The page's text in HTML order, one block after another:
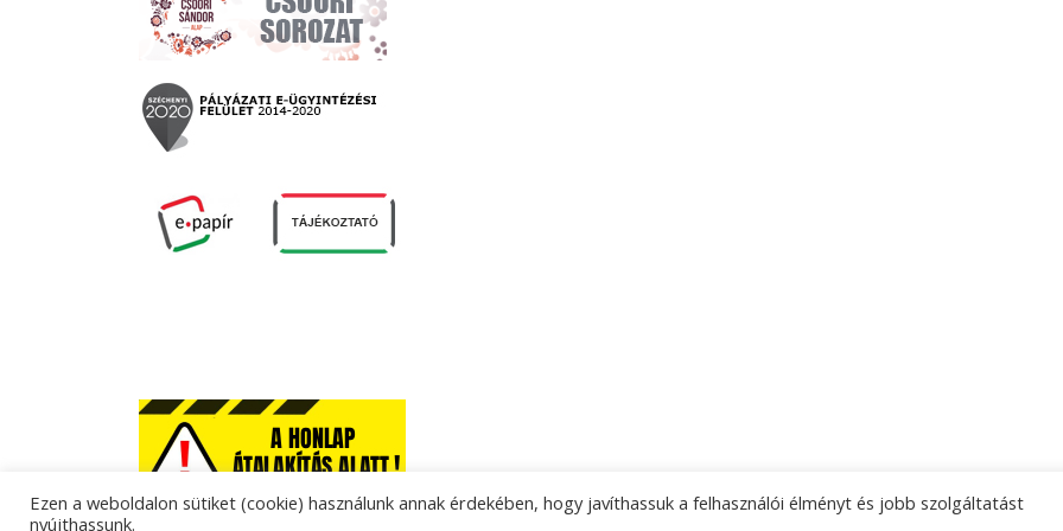
Ezen a weboldalon sütiket (cookie) használunk annak érdekében, hogy javíthassuk a felhasználói élményt és jobb szolgáltatást
nyújthassunk.